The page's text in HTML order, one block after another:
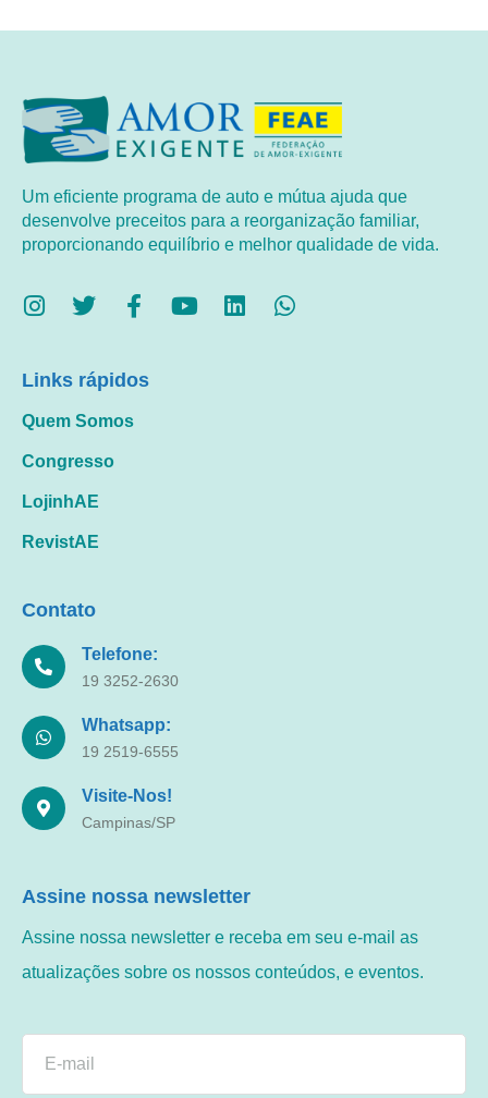
Um eficiente programa de auto e mútua ajuda que
desenvolve preceitos para a reorganização familiar,
proporcionando equilíbrio e melhor qualidade de vida.
Links rápidos
Quem Somos
Congresso
LojinhAE
RevistAE
Contato
Telefone:
19 3252-2630
Whatsapp:
19 2519-6555
Visite-Nos!
Campinas/SP
Assine nossa newsletter
Assine nossa newsletter e receba em seu e-mail as
atualizações sobre os nossos conteúdos, e eventos.